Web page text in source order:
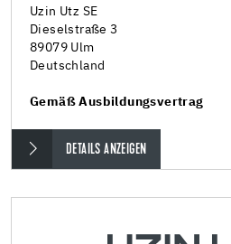
Uzin Utz SE
Dieselstraße 3
89079 Ulm
Deutschland
Gemäß Ausbildungsvertrag
DETAILS ANZEIGEN